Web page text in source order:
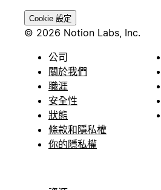
Cookie 設定
© 2026 Notion Labs, Inc.
公司
關於我們
職涯
安全性
狀態
條款和隱私權
你的隱私權